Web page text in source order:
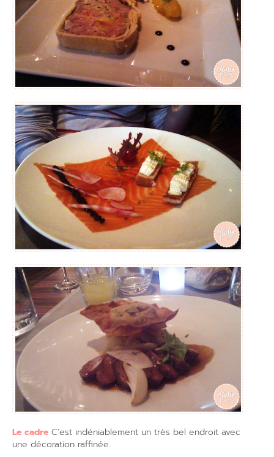
Le cadre C’est indéniablement un très bel endroit avec
une décoration raffinée.